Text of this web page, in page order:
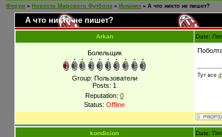
Форум » Новосто Мирового Футбола » Испания » А что никто не пишет?
А что никто не пишет?
Arkan Date:
Болельщик
Group: Пользователи
Posts: 1
Reputation: 0
Status: Offline
Тут все
kondicion Date: